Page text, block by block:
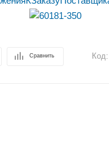
Сравнить Код: